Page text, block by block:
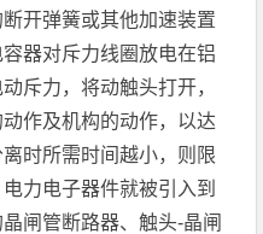
开弹簧或其他加速装置
器对斥力线圈放电在铝
斥力，将动触头打开，
作及机构的动作，以达
时所需时间越小，则限
力电子器件就被引入到
闸管断路器、触头-晶闸